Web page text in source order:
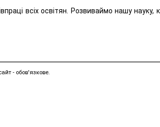
всіх освітян. Розвиваймо нашу
- обов'язкове.